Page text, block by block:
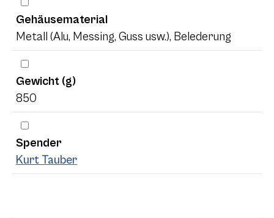
Gehäusematerial
Metall (Alu, Messing, Guss usw.), Belederung
Gewicht (g)
850
Spender
Kurt Tauber